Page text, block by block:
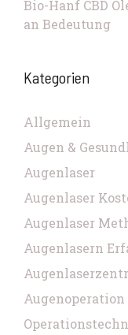
Bio-Hanf CBD
an Bedeutung
Kategorien
Allgemein
Augen &
Augenlaser
Augenlaser
Augenlaser
Augenlasern
Augenoperation